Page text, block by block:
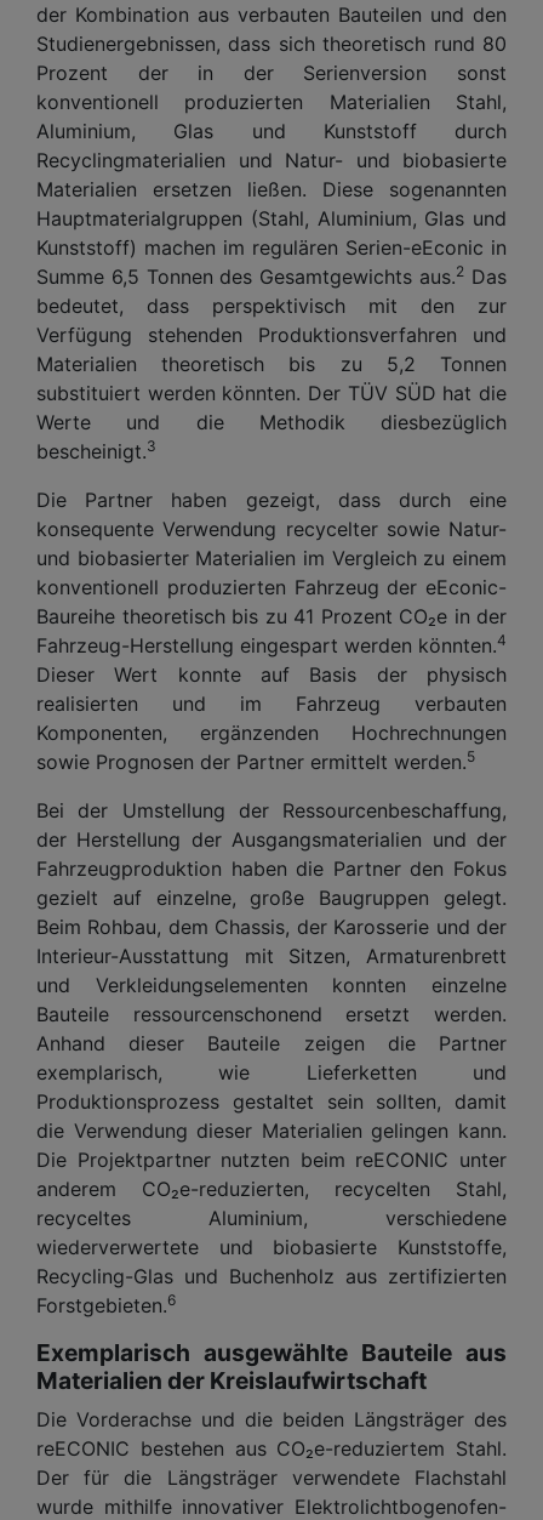
der Kombination aus verbauten Bauteilen und den
Studienergebnissen, dass sich theoretisch rund 80
Prozent der in der Serienversion sonst
konventionell produzierten Materialien Stahl,
Aluminium, Glas und Kunststoff durch
Recyclingmaterialien und Natur- und biobasierte
Materialien ersetzen ließen. Diese sogenannten
Hauptmaterialgruppen (Stahl, Aluminium, Glas und
Kunststoff) machen im regulären Serien-eEconic in
Summe 6,5 Tonnen des Gesamtgewichts aus.2 Das
bedeutet, dass perspektivisch mit den zur
Verfügung stehenden Produktionsverfahren und
Materialien theoretisch bis zu 5,2 Tonnen
substituiert werden könnten. Der TÜV SÜD hat die
Werte und die Methodik diesbezüglich
bescheinigt.3
Die Partner haben gezeigt, dass durch eine
konsequente Verwendung recycelter sowie Natur-
und biobasierter Materialien im Vergleich zu einem
konventionell produzierten Fahrzeug der eEconic-
Baureihe theoretisch bis zu 41 Prozent CO₂e in der
Fahrzeug-Herstellung eingespart werden könnten.4
Dieser Wert konnte auf Basis der physisch
realisierten und im Fahrzeug verbauten
Komponenten, ergänzenden Hochrechnungen
sowie Prognosen der Partner ermittelt werden.5
Bei der Umstellung der Ressourcenbeschaffung,
der Herstellung der Ausgangsmaterialien und der
Fahrzeugproduktion haben die Partner den Fokus
gezielt auf einzelne, große Baugruppen gelegt.
Beim Rohbau, dem Chassis, der Karosserie und der
Interieur-Ausstattung mit Sitzen, Armaturenbrett
und Verkleidungselementen konnten einzelne
Bauteile ressourcenschonend ersetzt werden.
Anhand dieser Bauteile zeigen die Partner
exemplarisch, wie Lieferketten und
Produktionsprozess gestaltet sein sollten, damit
die Verwendung dieser Materialien gelingen kann.
Die Projektpartner nutzten beim reECONIC unter
anderem CO₂e-reduzierten, recycelten Stahl,
recyceltes Aluminium, verschiedene
wiederverwertete und biobasierte Kunststoffe,
Recycling-Glas und Buchenholz aus zertifizierten
Forstgebieten.6
Exemplarisch ausgewählte Bauteile aus
Materialien der Kreislaufwirtschaft
Die Vorderachse und die beiden Längsträger des
reECONIC bestehen aus CO₂e-reduziertem Stahl.
Der für die Längsträger verwendete Flachstahl
wurde mithilfe innovativer Elektrolichtbogenofen-